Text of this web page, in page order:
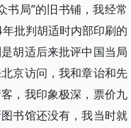
书局”的旧书铺，我经常
批判胡适时内部印刷的
胡适后来批评中国当局
京访问，我和章诒和先
，我印象极深，票价九
书馆还没有，我当时就